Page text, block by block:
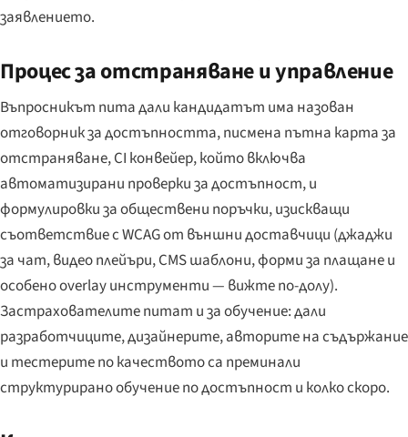
заявлението.
Процес за отстраняване и управление
Въпросникът пита дали кандидатът има назован
отговорник за достъпността, писмена пътна карта за
отстраняване, CI конвейер, който включва
автоматизирани проверки за достъпност, и
формулировки за обществени поръчки, изискващи
съответствие с WCAG от външни доставчици (джаджи
за чат, видео плейъри, CMS шаблони, форми за плащане и
особено overlay инструменти — вижте по-долу).
Застрахователите питат и за обучение: дали
разработчиците, дизайнерите, авторите на съдържание
и тестерите по качеството са преминали
структурирано обучение по достъпност и колко скоро.